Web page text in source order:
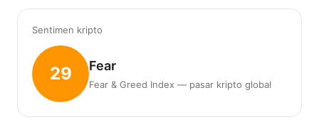
Sentimen kripto
29 Fear
Fear & Greed Index — pasar kripto global